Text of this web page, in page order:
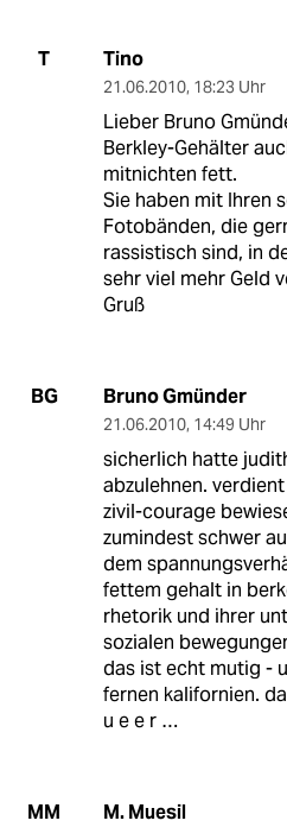
T Tino
21.06.2010, 18:23 Uhr
Lieber Bruno
Berkley-Gehälter
mitnichten fett.
Sie haben mit Ihren
Fotobänden, die
rassistisch sind, in
sehr viel mehr Geld
Gruß
BG Bruno Gmünder
21.06.2010, 14:49 Uhr
sicherlich hatte
abzulehnen.
zivil-courage
zumindest schwer
dem
fettem gehalt in
rhetorik und ihrer
sozialen
das ist echt mutig -
fernen kalifornien.
u e e r …
MM M. Muesil